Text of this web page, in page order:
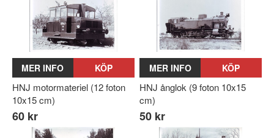
MER INFO KÖP
HNJ motormateriel (12 foton
10x15 cm)
60 kr
MER INFO KÖP
HNJ ånglok (9 foton 10x15
cm)
50 kr